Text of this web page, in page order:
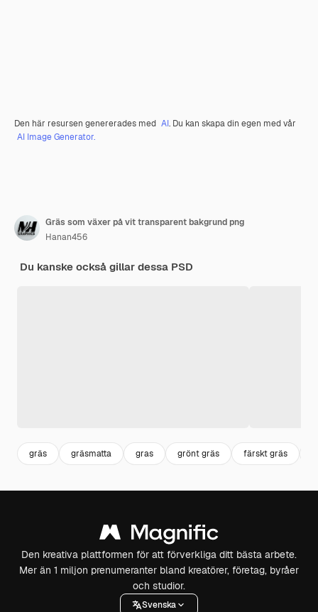
Den här resursen genererades med AI. Du kan skapa din egen med vår
AI Image Generator.
Gräs som växer på vit transparent bakgrund png
Hanan456
Du kanske också gillar dessa PSD
gräs gräsmatta gras grönt gräs färskt gräs
Den kreativa plattformen för att förverkliga ditt bästa arbete.
Mer än 1 miljon prenumeranter bland kreatörer, företag, byråer
och studior.
Svenska